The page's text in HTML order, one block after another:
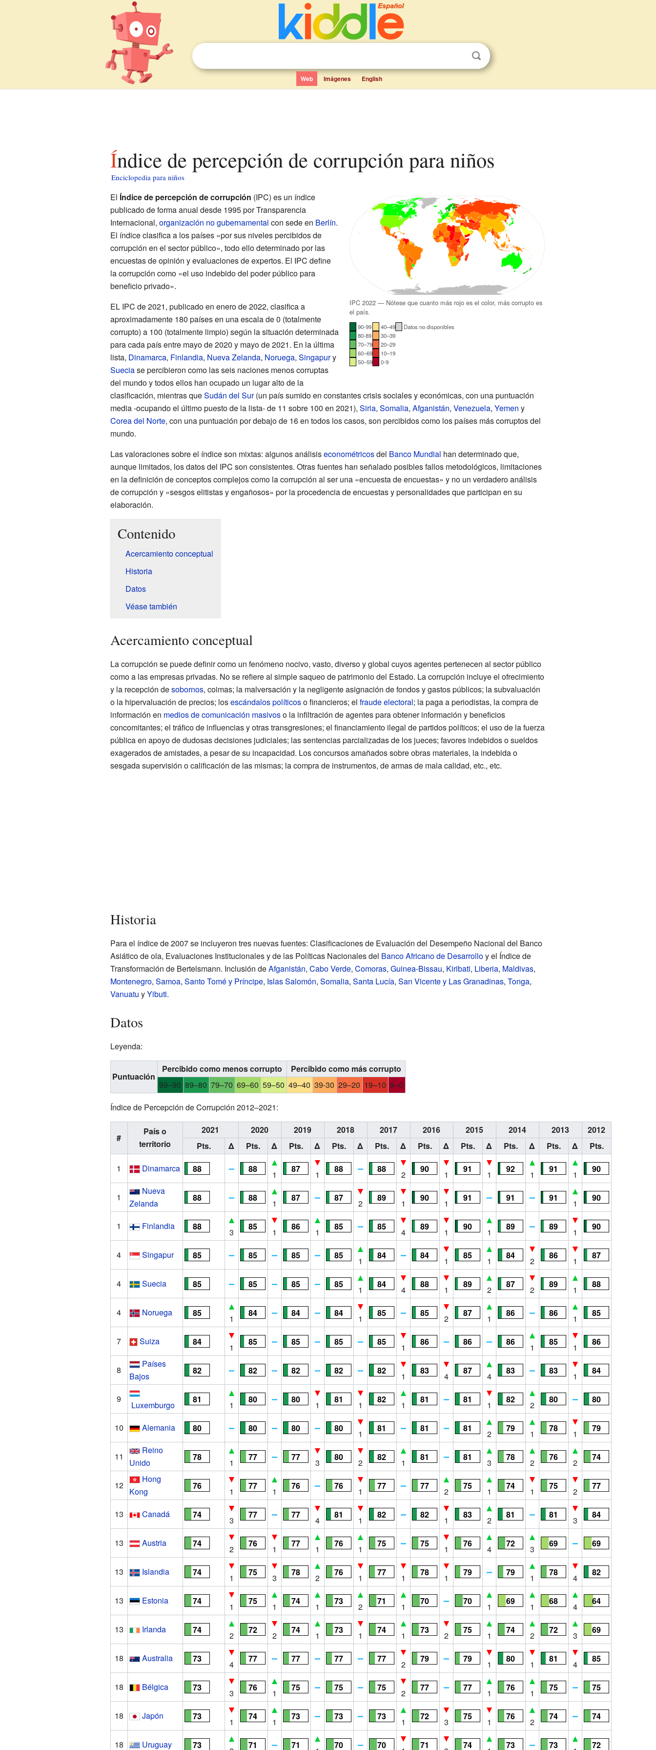
Web Imágenes English
Índice de percepción de corrupción para niños
Enciclopedia para niños
IPC 2022 — Nótese que cuanto más rojo es el color, más corrupto es
el país.
90-99
80-89
70–79
60–69
50–59
40–49
30–39
20–29
10–19
0-9
Datos no disponibles
El Índice de percepción de corrupción (IPC) es un índice
publicado de forma anual desde 1995 por Transparencia
Internacional, organización no gubernamental con sede en Berlín.
El índice clasifica a los países «por sus niveles percibidos de
corrupción en el sector público», todo ello determinado por las
encuestas de opinión y evaluaciones de expertos. El IPC define
la corrupción como «el uso indebido del poder público para
beneficio privado».
EL IPC de 2021, publicado en enero de 2022, clasifica a
aproximadamente 180 países en una escala de 0 (totalmente
corrupto) a 100 (totalmente limpio) según la situación determinada
para cada país entre mayo de 2020 y mayo de 2021. En la última
lista, Dinamarca, Finlandia, Nueva Zelanda, Noruega, Singapury
Sueciase percibieron como las seis naciones menos corruptas
del mundo y todos ellos han ocupado un lugar alto de la
clasificación, mientras queSudán del Sur(un país sumido en constantes crisis sociales y económicas, con una puntuación
media -ocupando el último puesto de la lista- de 11 sobre 100 en 2021), Siria, Somalia, Afganistán, Venezuela, Yemen y
Corea del Norte, con una puntuación por debajo de 16 en todos los casos, son percibidos como los países más corruptos del
mundo.
Las valoraciones sobre el índice son mixtas: algunos análisiseconométricosdel Banco Mundial han determinado que,
aunque limitados, los datos del IPC son consistentes. Otras fuentes han señalado posibles fallos metodológicos, limitaciones
en la definición de conceptos complejos como la corrupción al ser una «encuesta de encuestas» y no un verdadero análisis
de corrupción y «sesgos elitistas y engañosos» por la procedencia de encuestas y personalidades que participan en su
elaboración.
Contenido
Acercamiento conceptual
Historia
Datos
Véase también
Acercamiento conceptual
La corrupción se puede definir como un fenómeno nocivo, vasto, diverso y global cuyos agentes pertenecen al sector público
como a las empresas privadas. No se refiere al simple saqueo de patrimonio del Estado. La corrupción incluye el ofrecimiento
y la recepción desobornos, coimas; la malversación y la negligente asignación de fondos y gastos públicos; la subvaluación
o la hipervaluación de precios; losescándalos políticoso financieros; el fraude electoral; la paga a periodistas, la compra de
información en medios de comunicación masivoso la infiltración de agentes para obtener información y beneficios
concomitantes; el tráfico de influencias y otras transgresiones; el financiamiento ilegal de partidos políticos; el uso de la fuerza
pública en apoyo de dudosas decisiones judiciales; las sentencias parcializadas de los jueces; favores indebidos o sueldos
exagerados de amistades, a pesar de su incapacidad. Los concursos amañados sobre obras materiales, la indebida o
sesgada supervisión o calificación de las mismas; la compra de instrumentos, de armas de mala calidad, etc., etc.
Historia
Para el índice de 2007 se incluyeron tres nuevas fuentes: Clasificaciones de Evaluación del Desempeño Nacional del Banco
Asiático de ola, Evaluaciones Institucionales y de las Políticas Nacionales del Banco Africano de Desarrolloy el Índice de
Transformación de Bertelsmann. Inclusión deAfganistán, Cabo Verde, Comoras, Guinea-Bissau, Kiribati, Liberia, Maldivas,
Montenegro, Samoa, Santo Tomé y Príncipe, Islas Salomón, Somalia, Santa Lucía, San Vicente y Las Granadinas, Tonga,
Vanuatu yYibuti.
Datos
Leyenda:
Puntuación
Percibido como menos corrupto
Percibido como más corrupto
99–90 89–80 79–70 69–60 59–50 49–40 39-30 29–20 19–10 9–0
Índice de Percepción de Corrupción 2012–2021:
#
País o
territorio
2021 2020 2019 2018 2017 2016 2015 2014 2013
2012
Pts.
Δ Pts. Δ Pts. Δ Pts. Δ Pts. Δ Pts. Δ Pts. Δ Pts. Δ Pts. Δ
Pts.
1
Dinamarca 88 88
1
87
1
88 88
2
90
1
91
1
92
1
91
1
90
1
Nueva
Zelanda
88 88
1
87 87
2
89
1
90
1
91 91 91
1
90
1 Finlandia 88
3
85
1
86
1
85 85
4
89
1
90
1
89 89
1
90
4 Singapur 85 85 85 85
1
84 84
1
85
1
84
2
86
1
87
4 Suecia 85 85 85 85
1
84
4
88
1
89
2
87
2
89
1
88
4 Noruega 85
1
84 84 84
1
85 85
2
87
1
86 86
1
85
7 Suiza 84
1
85 85 85 85
1
86 86 86
1
85
1
86
8
Países
Bajos
82 82 82 82 82
1
83
4
87
4
83 83
1
84
9
Luxemburgo
81
1
80 80
1
81
1
82
1
81 81
1
82
2
80 80
10 Alemania 80 80 80 80
1
81 81 81
2
79
1
78
1
79
11
Reino
Unido
78
1
77 77
3
80
2
82
1
81 81
3
78
2
76
2
74
12
Hong
Kong
76
1
77
1
76 76
1
77 77
2
75
1
74
1
75
2
77
13 Canadá 74
3
77 77
4
81
1
82 82
1
83
2
81 81
3
84
13 Austria 74
2
76
1
77
1
76
1
75 75
1
76
4
72
3
69 69
13 Islandia 74
1
75
3
78
2
76
1
77
1
78
1
79 79
1
78
4
82
13 Estonia 74
1
75
1
74
1
73
2
71
1
70 70
1
69
1
68
4
64
13 Irlanda 74
2
72
2
74
1
73
1
74
1
73
2
75
1
74
2
72
3
69
18 Australia 73
4
77 77 77 77
2
79 79
1
80
1
81
4
85
18 Bélgica 73
3
76
1
75 75 75
2
77 77
1
76
1
75 75
18 Japón 73
1
74
1
73 73 73
1
72
3
75
1
76
2
74 74
18 Uruguay 73 71 71 70 70 71 74 73 73 72